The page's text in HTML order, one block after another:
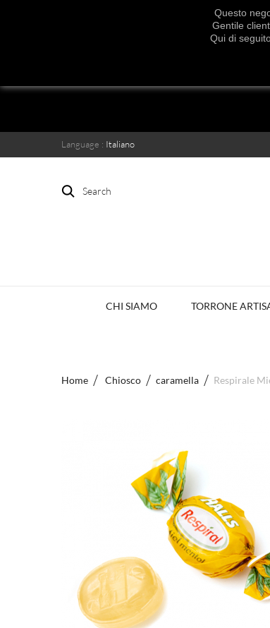
Questo
Gentile
Qui di
Language : Italiano
Search
CHI SIAMO TORRONE
Home Chiosco caramella Respirale